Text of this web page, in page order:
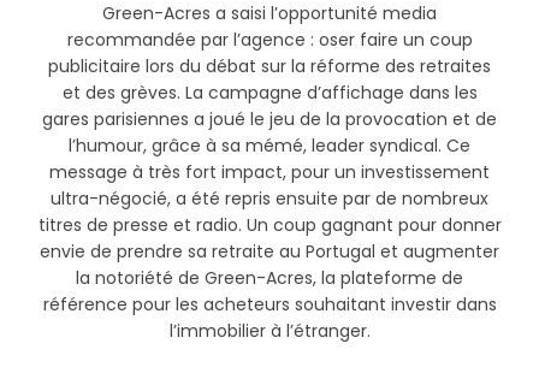
Green-Acres a saisi l’opportunité media
recommandée par l’agence : oser faire un coup
publicitaire lors du débat sur la réforme des retraites
et des grèves. La campagne d’affichage dans les
gares parisiennes a joué le jeu de la provocation et de
l’humour, grâce à sa mémé, leader syndical. Ce
message à très fort impact, pour un investissement
ultra-négocié, a été repris ensuite par de nombreux
titres de presse et radio. Un coup gagnant pour donner
envie de prendre sa retraite au Portugal et augmenter
la notoriété de Green-Acres, la plateforme de
référence pour les acheteurs souhaitant investir dans
l’immobilier à l’étranger.